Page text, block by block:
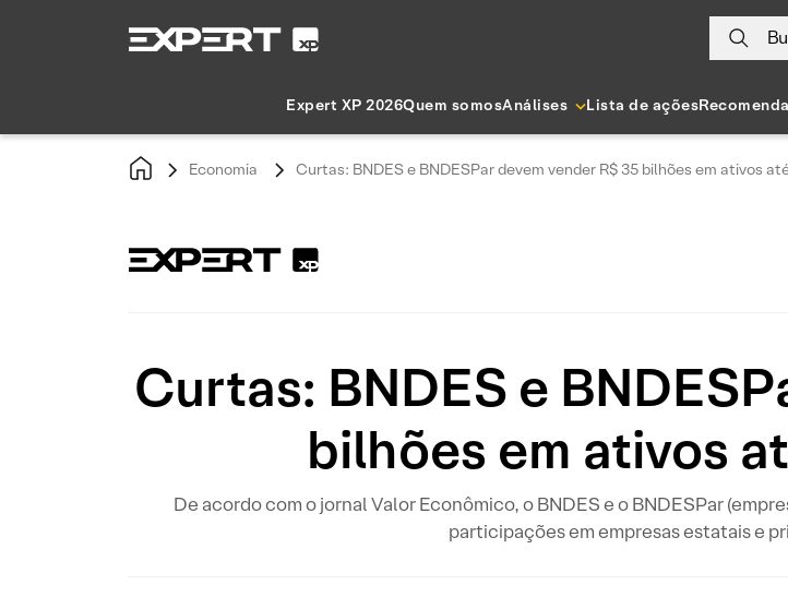
Expert XP 2026Quem somosAnálises Lista de ações
Economia Curtas: BNDES e BNDESPar devem vender R$ 35 bilhões em ativos
Curtas: BNDES e
bilhões em ativos
De acordo com o jornal Valor Econômico, o BNDES e o BNDESPar
participações em empresas estatais e